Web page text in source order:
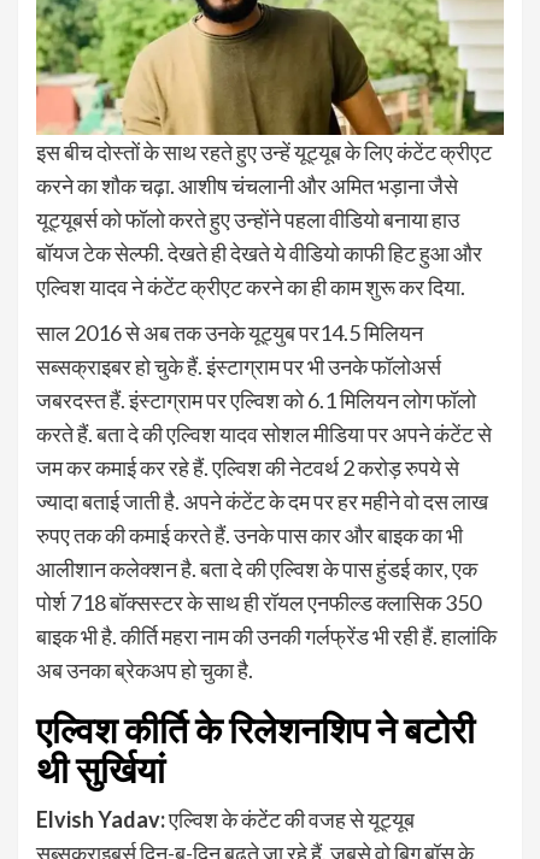
इस बीच दोस्तों के साथ रहते हुए उन्हें यूट्यूब के लिए कंटेंट क्रीएट
करने का शौक चढ़ा. आशीष चंचलानी और अमित भड़ाना जैसे
यूट्यूबर्स को फॉलो करते हुए उन्होंने पहला वीडियो बनाया हाउ
बॉयज टेक सेल्फी. देखते ही देखते ये वीडियो काफी हिट हुआ और
एल्विश यादव ने कंटेंट क्रीएट करने का ही काम शुरू कर दिया.
साल 2016 से अब तक उनके यूट्युब पर14.5 मिलियन
सब्सक्राइबर हो चुके हैं. इंस्टाग्राम पर भी उनके फॉलोअर्स
जबरदस्त हैं. इंस्टाग्राम पर एल्विश को 6.1 मिलियन लोग फॉलो
करते हैं. बता दे की एल्विश यादव सोशल मीडिया पर अपने कंटेंट से
जम कर कमाई कर रहे हैं. एल्विश की नेटवर्थ 2 करोड़ रुपये से
ज्यादा बताई जाती है. अपने कंटेंट के दम पर हर महीने वो दस लाख
रुपए तक की कमाई करते हैं. उनके पास कार और बाइक का भी
आलीशान कलेक्शन है. बता दे की एल्विश के पास हुंडई कार, एक
पोर्श 718 बॉक्सस्टर के साथ ही रॉयल एनफील्ड क्लासिक 350
बाइक भी है. कीर्ति महरा नाम की उनकी गर्लफ्रेंड भी रही हैं. हालांकि
अब उनका ब्रेकअप हो चुका है.
एल्विश कीर्ति के रिलेशनशिप ने बटोरी
थी सुर्खियां
Elvish Yadav:एल्विश के कंटेंट की वजह से यूट्यूब
सब्सक्राइबर्स दिन-ब-दिन बढ़ते जा रहे हैं. जबसे वो बिग बॉस के